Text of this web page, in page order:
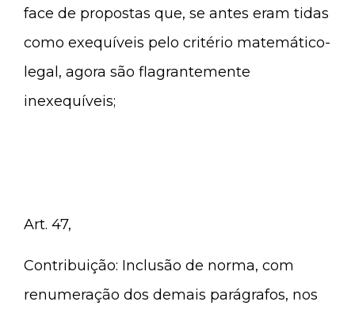
face de propostas que, se antes eram tidas
como exequíveis pelo critério matemático-
legal, agora são flagrantemente
inexequíveis;
Art. 47,
Contribuição: Inclusão de norma, com
renumeração dos demais parágrafos, nos